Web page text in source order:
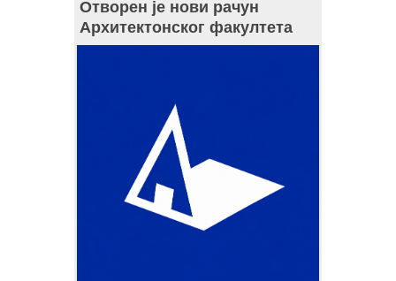
Отворен је нови рачун
Архитектонског факултета